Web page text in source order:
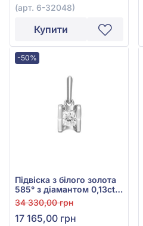
(арт. 6-32048)
Купити
-50%
Підвіска з білого золота
585° з діамантом 0,13ct,
арт. 3103546202
34 330,00 грн
17 165,00 грн